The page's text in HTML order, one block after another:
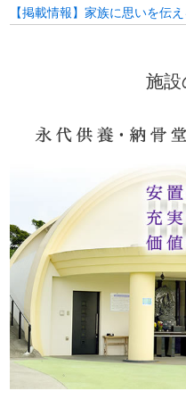
【掲載情報】家族に思いを伝
施設